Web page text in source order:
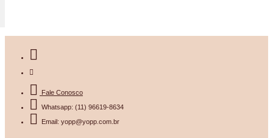
Fale Conosco
Whatsapp: (11) 96619-8634
Email: yopp@yopp.com.br